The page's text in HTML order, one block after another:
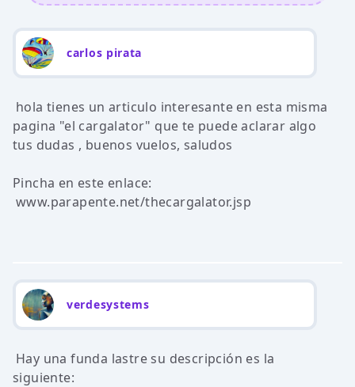
carlos pirata
hola tienes un articulo interesante en esta misma
pagina "el cargalator" que te puede aclarar algo
tus dudas , buenos vuelos, saludos
Pincha en este enlace:
www.parapente.net/thecargalator.jsp
verdesystems
Hay una funda lastre su descripción es la
siguiente: